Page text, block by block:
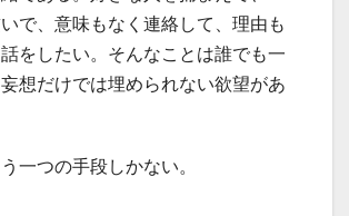
で、意味もなく連絡して、理由も
をしたい。そんなことは誰でも一
想だけでは埋められない欲望があ
一つの手段しかない。